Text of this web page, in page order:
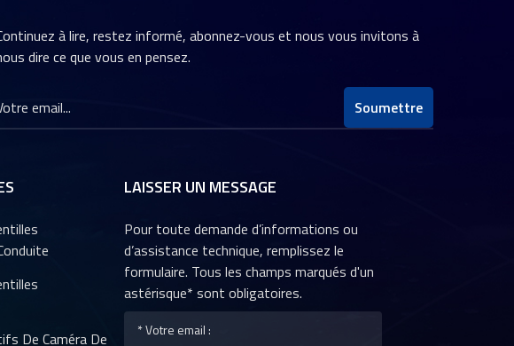
à lire, restez informé, abonnez-vous et nous vous invitons à
dire ce que vous en pensez.
Soumettre
De Caméra De
LAISSER UN MESSAGE
Pour toute demande d’informations ou
d’assistance technique, remplissez le
formulaire. Tous les champs marqués d'un
astérisque* sont obligatoires.